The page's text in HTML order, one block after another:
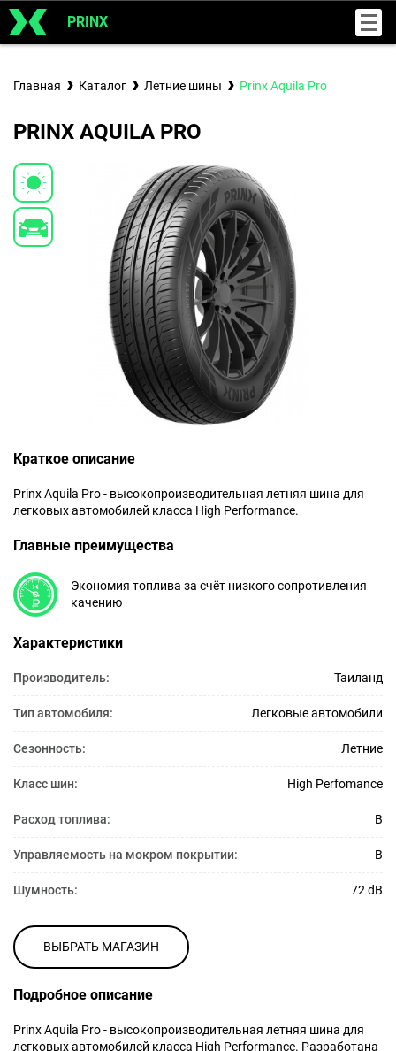
(800)
707-
40
PRINX
Главная Каталог Летние шины Prinx Aquila Pro
PRINX AQUILA PRO
Краткое описание
Prinx Aquila Pro - высокопроизводительная летняя шина для
легковых автомобилей класса High Performance.
Главные преимущества
Экономия топлива за счёт низкого сопротивления
качению
Характеристики
Производитель: Таиланд
Тип автомобиля: Легковые автомобили
Сезонность: Летние
Класс шин: High Perfomance
Расход топлива: B
Управляемость на мокром покрытии: B
Шумность: 72 dB
ВЫБРАТЬ МАГАЗИН
Подробное описание
Prinx Aquila Pro - высокопроизводительная летняя шина для
легковых автомобилей класса High Performance. Разработана